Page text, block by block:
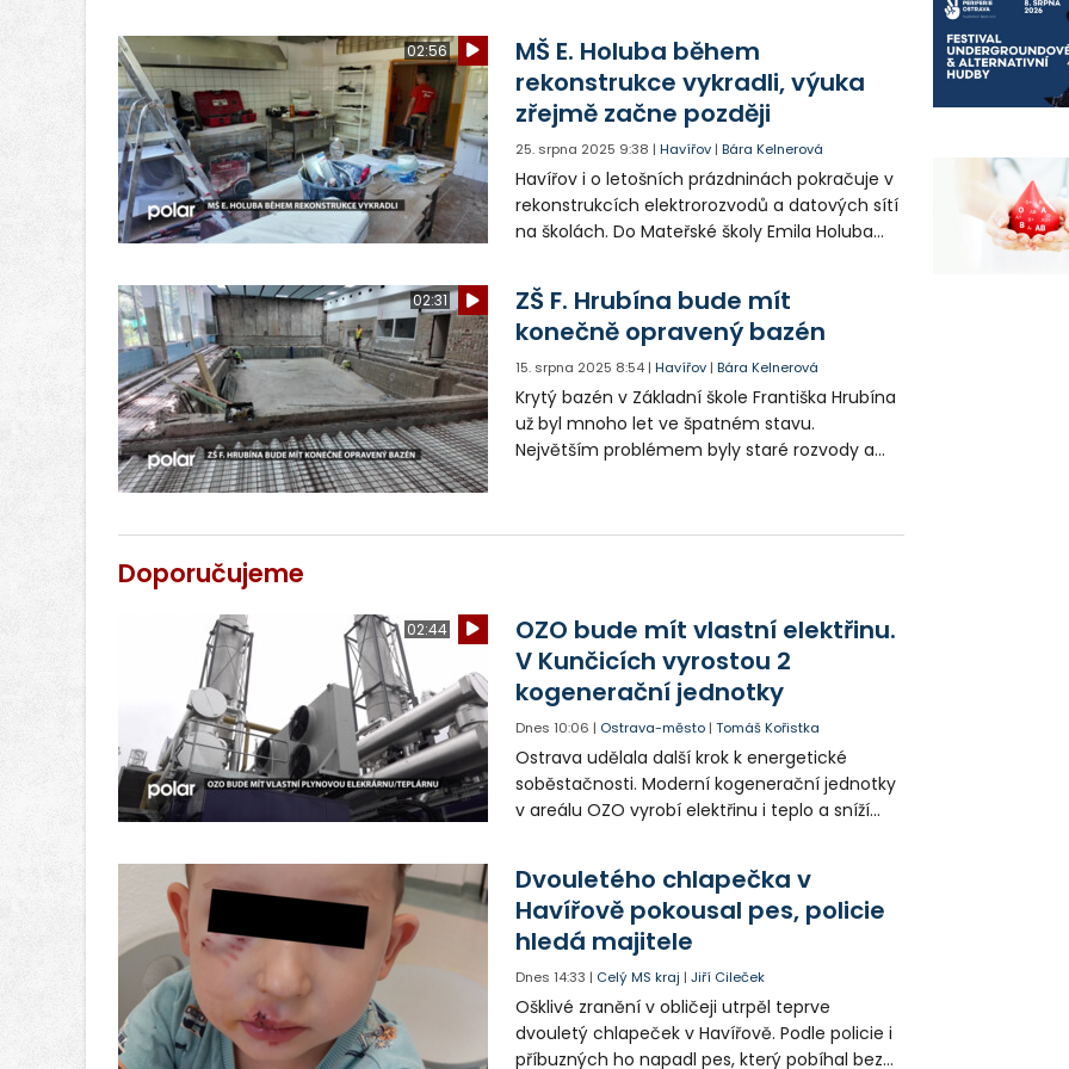
02:56
MŠ E. Holuba během
rekonstrukce vykradli, výuka
zřejmě začne později
25. srpna 2025 9:38 |Havířov |Bára Kelnerová
Havířov i o letošních prázdninách pokračuje v
rekonstrukcích elektrorozvodů a datových sítí
na školách. Do Mateřské školy Emila Holuba
nářadí a hlavně zničili už udělanou práci.
02:31
ZŠ F. Hrubína bude mít
konečně opravený bazén
15. srpna 2025 8:54 |Havířov |Bára Kelnerová
Krytý bazén v Základní škole Františka Hrubína
už byl mnoho let ve špatném stavu.
Největším problémem byly staré rozvody a
Niemiec.
Doporučujeme
02:44
OZO bude mít vlastní elektřinu.
V Kunčicích vyrostou 2
kogenerační jednotky
Dnes 10:06 | Ostrava-město |Tomáš Kořistka
Ostrava udělala další krok k energetické
soběstačnosti. Moderní kogenerační jednotky
v areálu OZO vyrobí elektřinu i teplo a sníží
Dvouletého chlapečka v
Havířově pokousal pes, policie
hledá majitele
Dnes 14:33 | Celý MS kraj |Jiří Cileček
Ošklivé zranění v obličeji utrpěl teprve
dvouletý chlapeček v Havířově. Podle policie i
příbuzných ho napadl pes, který pobíhal bez